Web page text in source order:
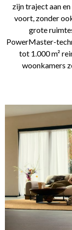
zijn traject aan
voort, zonder
grote
PowerMaster-
tot 1.000 m²
woonkamers